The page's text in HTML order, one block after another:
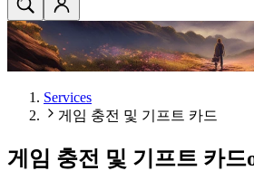
Services
게임 충전 및 기프트 카드
게임 충전 및 기프트 카드